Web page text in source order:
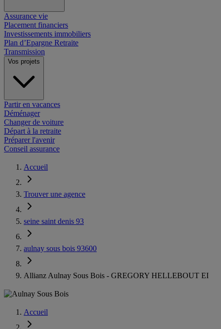
Assurance vie
Placement financiers
Investissements immobiliers
Plan d’Epargne Retraite
Transmission
Vos projets
Partir en vacances
Déménager
Changer de voiture
Départ à la retraite
Préparer l'avenir
Conseil assurance
Accueil
Trouver une agence
seine saint denis 93
aulnay sous bois 93600
Allianz Aulnay Sous Bois - GREGORY HELLEBOUT EI
Accueil